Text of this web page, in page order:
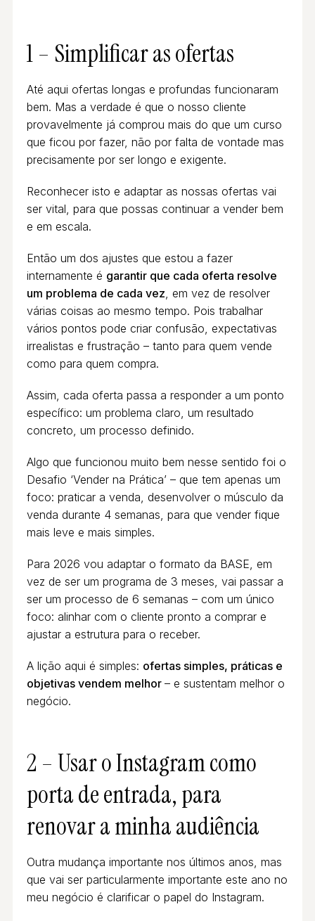
1 – Simplificar as ofertas
Até aqui ofertas longas e profundas funcionaram
bem. Mas a verdade é que o nosso cliente
provavelmente já comprou mais do que um curso
que ficou por fazer, não por falta de vontade mas
precisamente por ser longo e exigente.
Reconhecer isto e adaptar as nossas ofertas vai
ser vital, para que possas continuar a vender bem
e em escala.
Então um dos ajustes que estou a fazer
internamente é garantir que cada oferta resolve
um problema de cada vez, em vez de resolver
várias coisas ao mesmo tempo. Pois trabalhar
vários pontos pode criar confusão, expectativas
irrealistas e frustração – tanto para quem vende
como para quem compra.
Assim, cada oferta passa a responder a um ponto
específico: um problema claro, um resultado
concreto, um processo definido.
Algo que funcionou muito bem nesse sentido foi o
Desafio ‘Vender na Prática’ – que tem apenas um
foco: praticar a venda, desenvolver o músculo da
venda durante 4 semanas, para que vender fique
mais leve e mais simples.
Para 2026 vou adaptar o formato da BASE, em
vez de ser um programa de 3 meses, vai passar a
ser um processo de 6 semanas – com um único
foco: alinhar com o cliente pronto a comprar e
ajustar a estrutura para o receber.
A lição aqui é simples: ofertas simples, práticas e
objetivas vendem melhor – e sustentam melhor o
negócio.
2 – Usar o Instagram como
porta de entrada, para
renovar a minha audiência
Outra mudança importante nos últimos anos, mas
que vai ser particularmente importante este ano no
meu negócio é clarificar o papel do Instagram.